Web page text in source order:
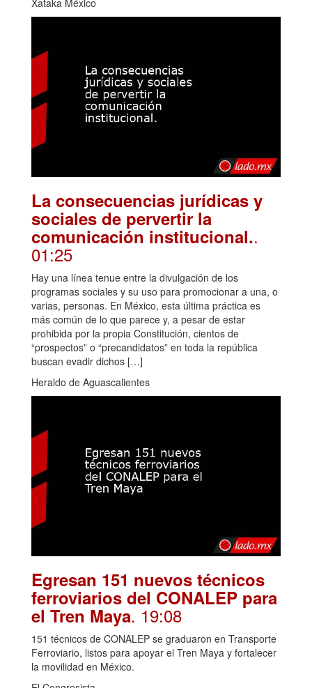
La consecuencias jurídicas y
sociales de pervertir la
comunicación institucional..
01:25
Hay una línea tenue entre la divulgación de los
programas sociales y su uso para promocionar a una, o
varias, personas. En México, esta última práctica es
más común de lo que parece y, a pesar de estar
prohibida por la propia Constitución, cientos de
“prospectos” o “precandidatos” en toda la república
buscan evadir dichos […]
Heraldo de Aguascalientes
Egresan 151 nuevos técnicos
ferroviarios del CONALEP para
el Tren Maya. 19:08
151 técnicos de CONALEP se graduaron en Transporte
Ferroviario, listos para apoyar el Tren Maya y fortalecer
la movilidad en México.